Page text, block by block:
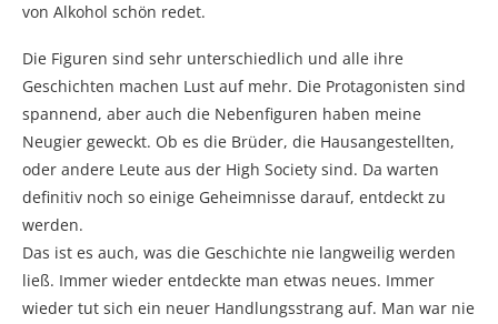
von Alkohol schön redet.
Die Figuren sind sehr unterschiedlich und alle ihre
Geschichten machen Lust auf mehr. Die Protagonisten sind
spannend, aber auch die Nebenfiguren haben meine
Neugier geweckt. Ob es die Brüder, die Hausangestellten,
oder andere Leute aus der High Society sind. Da warten
definitiv noch so einige Geheimnisse darauf, entdeckt zu
werden.
Das ist es auch, was die Geschichte nie langweilig werden
ließ. Immer wieder entdeckte man etwas neues. Immer
wieder tut sich ein neuer Handlungsstrang auf. Man war nie